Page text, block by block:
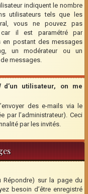
indiquent le nombre
utilisateurs tels que les
vous ne pouvez pas
car il est paramétré par
en postant des messages
un modérateur ou un
messages.
d’un utilisateur, on me
des e-mails via le
par l’administrateur). Ceci
par les invités.
Répondre) sur la page du
besoin d’être enregistré